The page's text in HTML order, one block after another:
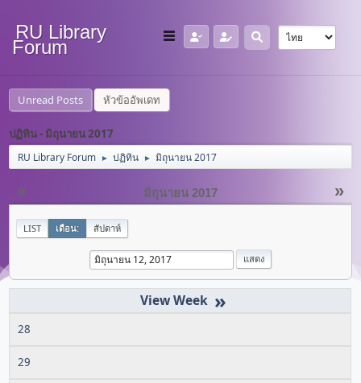
RU Library
Forum
Unread Posts หัวข้ออัพเดท
ปฏิทิน - มิถุนายน 2017
RU Library Forum ► ปฏิทิน ► มิถุนายน 2017
« »
มิถุนายน 2017
LIST เดือน: สัปดาห์
»
28
29